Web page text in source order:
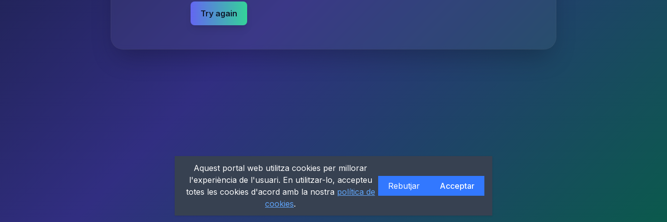
Try again
Aquest portal web utilitza cookies per millorar
l'experiència de l'usuari. En utilitzar-lo, accepteu
totes les cookies d'acord amb la nostra política de
cookies.
Rebutjar Acceptar